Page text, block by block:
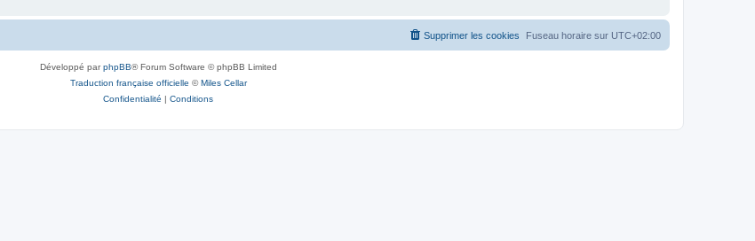
Fuseau horaire sur UTC+02:00
Supprimer les cookies
Développé parphpBB® Forum Software © phpBB Limited
Traduction française officielle ©Miles Cellar
Confidentialité | Conditions